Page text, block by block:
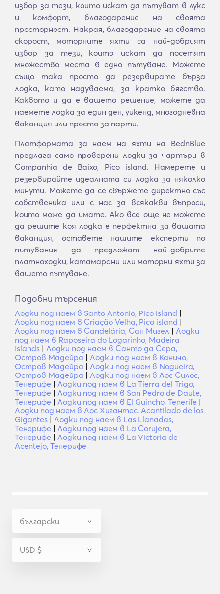
избор за тези, които искат да пътуват в лукс
и комфорт, благодарение на своята
просторност. Накрая, благодарение на своята
скорост, моторните яхти са най-добрият
избор за тези, които искат да посетят
множество места в едно пътуване. Можете
също така просто да резервирате бърза
лодка, като надуваема, за кратко бягство.
Каквото и да е вашето решение, можете да
наемете лодка за един ден, уикенд, многодневна
ваканция или просто за парти.
Платформата за наем на яхти на BednBlue
предлага само проверени лодки за чартъри в
Companhia de Baixo, Pico island. Намерете и
резервирайте идеалната си лодка за няколко
минути. Можете да се свържете директно със
собственика или с нас за всякакви въпроси,
които може да имате. Ако все още не можете
да решите коя лодка е перфектна за вашата
ваканция, оставете нашите експерти по
пътувания да предложат най-добрите
платноходки, катамарани или моторни яхти за
вашето пътуване.
Подобни търсения
Лодки под наем в Santo Antonio, Pico island |
Лодки под наем в Criação Velha, Pico island |
Лодки под наем в Candelária, Сан Мигел | Лодки
под наем в Raposeira do Logarinho, Madeira
Islands | Лодки под наем в Санто да Сера,
Остров Мадейра | Лодки под наем в Каничо,
Остров Мадейра | Лодки под наем в Nogueira,
Остров Мадейра | Лодки под наем в Лос Силос,
Тенерифе | Лодки под наем в La Tierra del Trigo,
Тенерифе | Лодки под наем в San Pedro de Daute,
Тенерифе | Лодки под наем в El Guincho, Tenerife |
Лодки под наем в Лос Хигантес, Acantilado de los
Gigantes | Лодки под наем в Las Llanadas,
Тенерифе | Лодки под наем в La Corujera,
Тенерифе | Лодки под наем в La Victoria de
Acentejo, Тенерифе